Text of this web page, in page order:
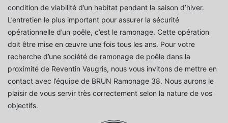
condition de viabilité d’un habitat pendant la saison d’hiver.
L’entretien le plus important pour assurer la sécurité
opérationnelle d’un poêle, c’est le ramonage. Cette opération
doit être mise en œuvre une fois tous les ans. Pour votre
recherche d’une société de ramonage de poêle dans la
proximité de Reventin Vaugris, nous vous invitons de mettre en
contact avec l’équipe de BRUN Ramonage 38. Nous aurons le
plaisir de vous servir très correctement selon la nature de vos
objectifs.